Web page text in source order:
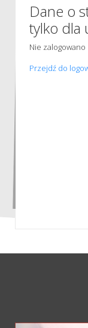
Dane o
tylko dla
Nie zalogowano
Przejdź do